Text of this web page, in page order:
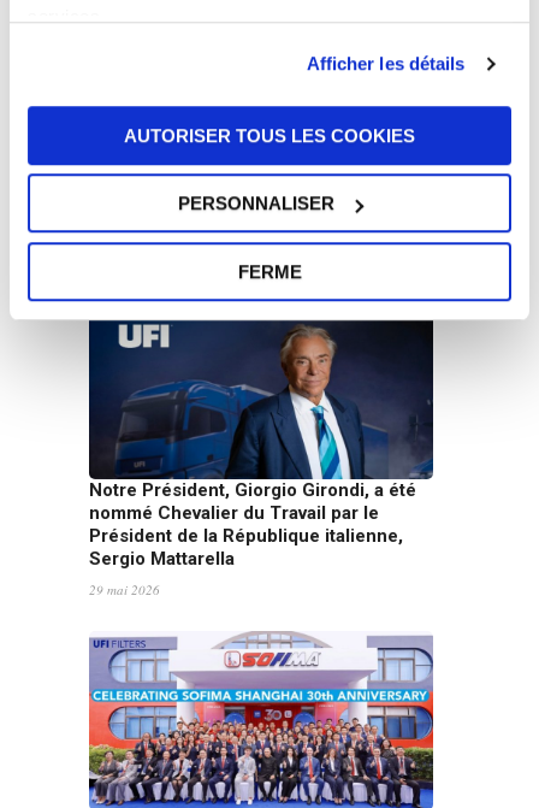
Afficher les détails
AUTORISER TOUS LES COOKIES
PERSONNALISER
FERME
UFI Filters soutient Harry King dans les
courses d’endurance internationales en
Europe et aux États-Unis
Notre Président, Giorgio Girondi, a été
nommé Chevalier du Travail par le
Président de la République italienne,
Sergio Mattarella
29 mai 2026